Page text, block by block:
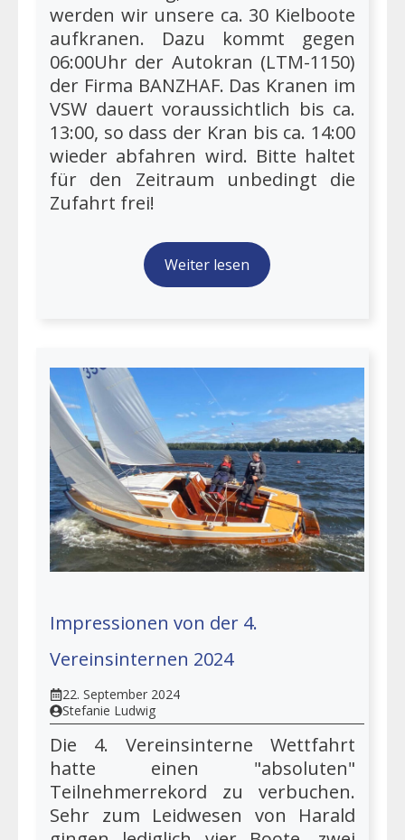
werden wir unsere ca. 30 Kielboote
aufkranen. Dazu kommt gegen
06:00Uhr der Autokran (LTM-1150)
der Firma BANZHAF. Das Kranen im
VSW dauert voraussichtlich bis ca.
13:00, so dass der Kran bis ca. 14:00
wieder abfahren wird. Bitte haltet
für den Zeitraum unbedingt die
Zufahrt frei!
Weiter lesen
Impressionen von der 4.
Vereinsinternen 2024
22. September 2024
Stefanie Ludwig
Die 4. Vereinsinterne Wettfahrt
hatte einen "absoluten"
Teilnehmerrekord zu verbuchen.
Sehr zum Leidwesen von Harald